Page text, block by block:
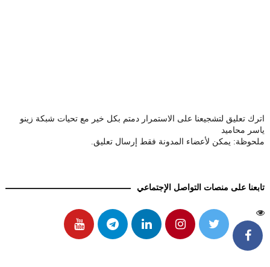
اترك تعليق لتشجيعنا على الاستمرار دمتم بكل خير مع تحيات شبكة زينو
ياسر محاميد
ملحوظة: يمكن لأعضاء المدونة فقط إرسال تعليق.
تابعنا على منصات التواصل الإجتماعي